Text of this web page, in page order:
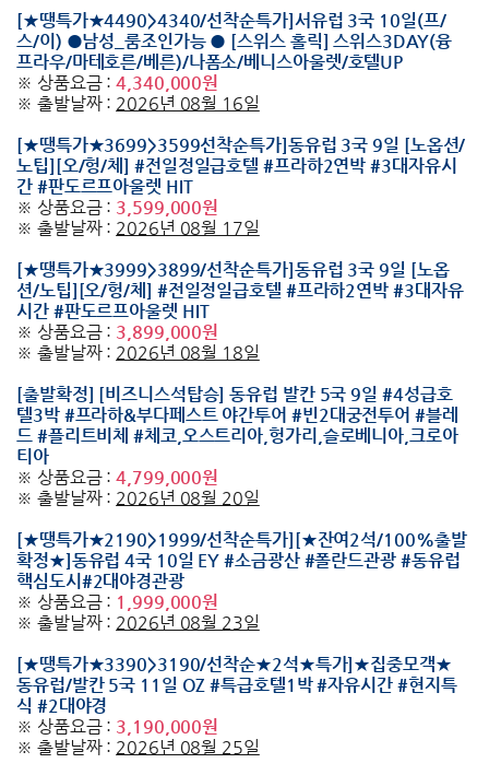
[★땡특가★4490>4340/선착순특가]서유럽 3국 10일(프/
스/이) ●남성_룸조인가능 ● [스위스 홀릭] 스위스3DAY(융
프라우/마테호른/베른)/나폼소/베니스아울렛/호텔UP
※ 상품요금 :4,340,000원
※ 출발날짜 : 2026년 08월 16일
[★땡특가★3699>3599선착순특가]동유럽 3국 9일 [노옵션/
노팁][오/헝/체] #전일정일급호텔 #프라하2연박 #3대자유시
간 #판도르프아울렛 HIT
※ 상품요금 : 3,599,000원
※ 출발날짜 : 2026년 08월 17일
[★땡특가★3999>3899/선착순특가]동유럽 3국 9일 [노옵
션/노팁][오/헝/체] #전일정일급호텔 #프라하2연박 #3대자유
시간 #판도르프아울렛 HIT
※ 상품요금 : 3,899,000원
※ 출발날짜 : 2026년 08월 18일
[출발확정] [비즈니스석탑승] 동유럽 발칸 5국 9일 #4성급호
텔3박 #프라하&부다페스트 야간투어 #빈2대궁전투어 #블레
드 #플리트비체 #체코,오스트리아,헝가리,슬로베니아,크로아
티아
※ 상품요금 :4,799,000원
※ 출발날짜 : 2026년 08월 20일
[★땡특가★2190>1999/선착순특가][★잔여2석/100%출발
확정★]동유럽 4국 10일 EY #소금광산 #폴란드관광 #동유럽
핵심도시#2대야경관광
※ 상품요금 : 1,999,000원
※ 출발날짜 : 2026년 08월 23일
[★땡특가★3390>3190/선착순★2석★특가]★집중모객★
동유럽/발칸 5국 11일 OZ #특급호텔1박 #자유시간 #현지특
식 #2대야경
※ 상품요금 : 3,190,000원
※ 출발날짜 : 2026년 08월 25일